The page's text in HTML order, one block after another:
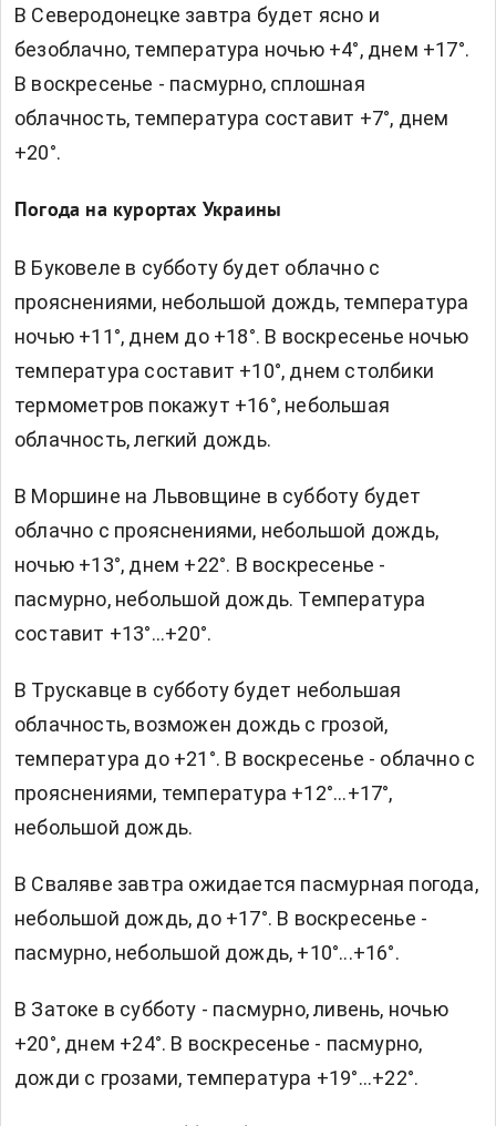
В Северодонецке завтра будет ясно и
безоблачно, температура ночью +4°, днем +17°.
В воскресенье - пасмурно, сплошная
облачность, температура составит +7°, днем
+20°.
Погода на курортах Украины
В Буковеле в субботу будет облачно с
прояснениями, небольшой дождь, температура
ночью +11°, днем до +18°. В воскресенье ночью
температура составит +10°, днем столбики
термометров покажут +16°, небольшая
облачность, легкий дождь.
В Моршине на Львовщине в субботу будет
облачно с прояснениями, небольшой дождь,
ночью +13°, днем +22°. В воскресенье -
пасмурно, небольшой дождь. Температура
составит +13°...+20°.
В Трускавце в субботу будет небольшая
облачность, возможен дождь с грозой,
температура до +21°. В воскресенье - облачно с
прояснениями, температура +12°...+17°,
небольшой дождь.
В Сваляве завтра ожидается пасмурная погода,
небольшой дождь, до +17°. В воскресенье -
пасмурно, небольшой дождь, +10°...+16°.
В Затоке в субботу - пасмурно, ливень, ночью
+20°, днем +24°. В воскресенье - пасмурно,
дожди с грозами, температура +19°...+22°.